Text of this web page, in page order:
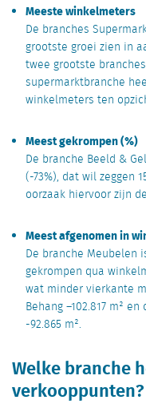
Meeste winkelmeters
De branches
grootste groei zien in
twee grootste
supermarktbranche
winkelmeters ten
Meest gekrompen (%)
De branche Beeld &
(-73%), dat wil zeggen
oorzaak hiervoor zijn
Meest afgenomen in
De branche Meubelen
gekrompen qua
wat minder vierkante
Behang –102.817 m²
-92.865 m².
Welke branche
verkooppunten?